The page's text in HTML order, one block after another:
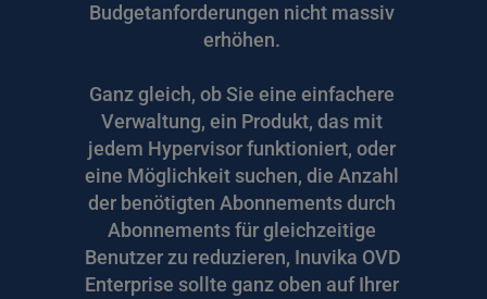
Budgetanforderungen nicht massiv
erhöhen.
Ganz gleich, ob Sie eine einfachere
Verwaltung, ein Produkt, das mit
jedem Hypervisor funktioniert, oder
eine Möglichkeit suchen, die Anzahl
der benötigten Abonnements durch
Abonnements für gleichzeitige
Benutzer zu reduzieren, Inuvika OVD
Enterprise sollte ganz oben auf Ihrer